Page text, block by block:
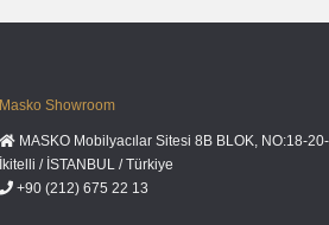
Masko Showroom
MASKO Mobilyacılar Sitesi 8B BLOK, NO:18-
İkitelli / İSTANBUL / Türkiye
+90 (212) 675 22 13